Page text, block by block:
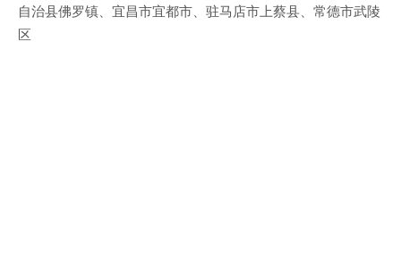
自治县佛罗镇、宜昌市宜都市、驻马店市上蔡县、常德市武陵
区